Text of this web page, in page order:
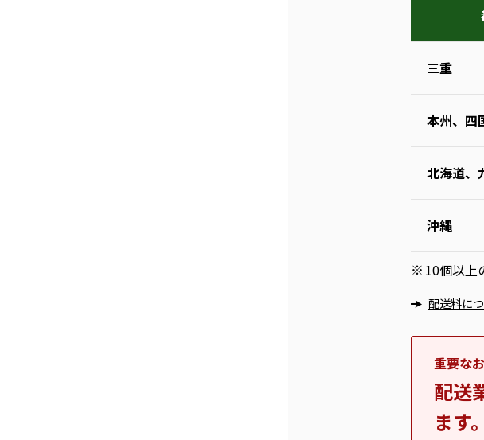
三重
本州、四
北海道、
沖縄
※ 10個以上
配送料に
重要な
配送
ます。